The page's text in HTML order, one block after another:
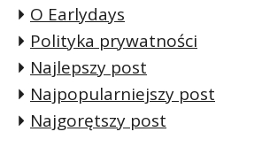
O Earlydays
Polityka prywatności
Najlepszy post
Najpopularniejszy post
Najgorętszy post